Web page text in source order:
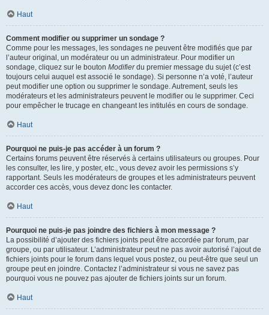
Haut
Comment modifier ou supprimer un sondage ?
Comme pour les messages, les sondages ne peuvent être modifiés que par
l’auteur original, un modérateur ou un administrateur. Pour modifier un
sondage, cliquez sur le bouton Modifierdu premier message du sujet (c’est
toujours celui auquel est associé le sondage). Si personne n’a voté, l’auteur
peut modifier une option ou supprimer le sondage. Autrement, seuls les
modérateurs et les administrateurs peuvent le modifier ou le supprimer. Ceci
pour empêcher le trucage en changeant les intitulés en cours de sondage.
Haut
Pourquoi ne puis-je pas accéder à un forum ?
Certains forums peuvent être réservés à certains utilisateurs ou groupes. Pour
les consulter, les lire, y poster, etc., vous devez avoir les permissions s’y
rapportant. Seuls les modérateurs de groupes et les administrateurs peuvent
accorder ces accès, vous devez donc les contacter.
Haut
Pourquoi ne puis-je pas joindre des fichiers à mon message ?
La possibilité d’ajouter des fichiers joints peut être accordée par forum, par
groupe, ou par utilisateur. L’administrateur peut ne pas avoir autorisé l’ajout de
fichiers joints pour le forum dans lequel vous postez, ou peut-être que seul un
groupe peut en joindre. Contactez l’administrateur si vous ne savez pas
pourquoi vous ne pouvez pas ajouter de fichiers joints sur un forum.
Haut